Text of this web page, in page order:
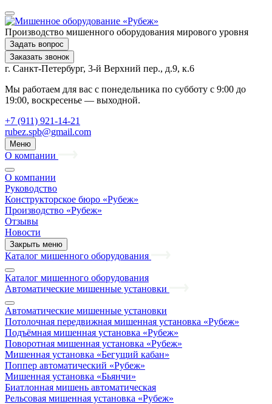
Производство мишенного оборудования мирового уровня
Задать вопрос
Заказать звонок
г. Санкт-Петербург, 3-й Верхний пер., д.9, к.6
Мы работаем для вас с понедельника по субботу с 9:00 до
19:00, воскресенье — выходной.
+7 (911) 921-14-21
rubez.spb@gmail.com
Меню
О компании
О компании
Руководство
Конструкторское бюро «Рубеж»
Производство «Рубеж»
Отзывы
Новости
Закрыть меню
Каталог мишенного оборудования
Каталог мишенного оборудования
Автоматические мишенные установки
Автоматические мишенные установки
Потолочная передвижная мишенная установка «Рубеж»
Подъёмная мишенная установка «Рубеж»
Поворотная мишенная установка «Рубеж»
Мишенная установка «Бегущий кабан»
Поппер автоматический «Рубеж»
Мишенная установка «Бьянчи»
Биатлонная мишень автоматическая
Рельсовая мишенная установка «Рубеж»